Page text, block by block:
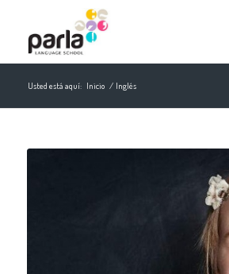
Usted está aquí: Inicio / Inglés